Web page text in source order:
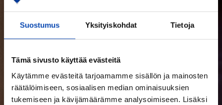
Suostumus Yksityiskohdat Tietoja
Tämä sivusto käyttää evästeitä
Käytämme evästeitä tarjoamamme sisällön ja mainosten
räätälöimiseen, sosiaalisen median ominaisuuksien
tukemiseen ja kävijämäärämme analysoimiseen. Lisäksi
LUE LISÄÄ